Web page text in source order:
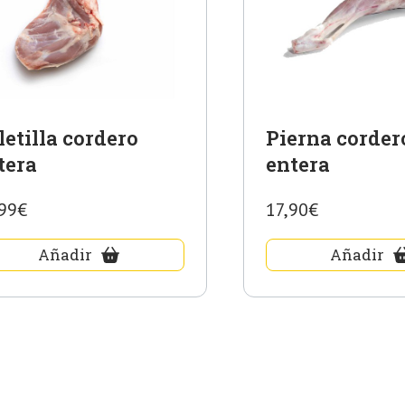
cordero
Añadir
Pierna
entera
17,90€
Añadir